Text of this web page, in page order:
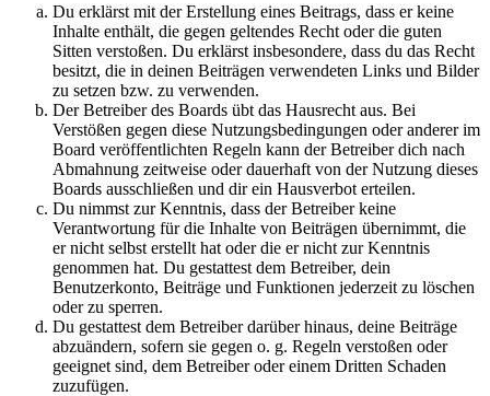
Du erklärst mit der Erstellung eines Beitrags, dass er keine
Inhalte enthält, die gegen geltendes Recht oder die guten
Sitten verstoßen. Du erklärst insbesondere, dass du das Recht
besitzt, die in deinen Beiträgen verwendeten Links und Bilder
zu setzen bzw. zu verwenden.
Der Betreiber des Boards übt das Hausrecht aus. Bei
Verstößen gegen diese Nutzungsbedingungen oder anderer im
Board veröffentlichten Regeln kann der Betreiber dich nach
Abmahnung zeitweise oder dauerhaft von der Nutzung dieses
Boards ausschließen und dir ein Hausverbot erteilen.
Du nimmst zur Kenntnis, dass der Betreiber keine
Verantwortung für die Inhalte von Beiträgen übernimmt, die
er nicht selbst erstellt hat oder die er nicht zur Kenntnis
genommen hat. Du gestattest dem Betreiber, dein
Benutzerkonto, Beiträge und Funktionen jederzeit zu löschen
oder zu sperren.
Du gestattest dem Betreiber darüber hinaus, deine Beiträge
abzuändern, sofern sie gegen o. g. Regeln verstoßen oder
geeignet sind, dem Betreiber oder einem Dritten Schaden
zuzufügen.